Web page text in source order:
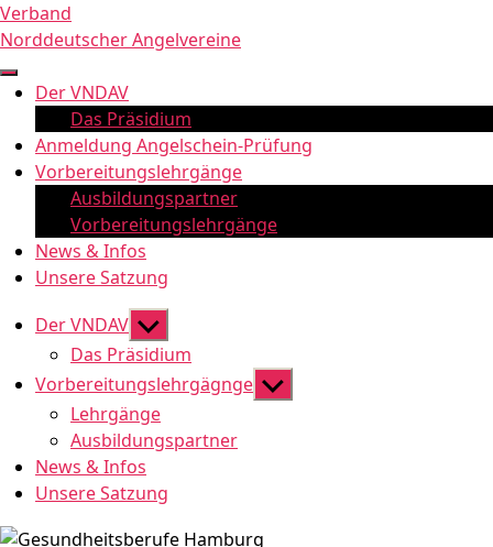
Zum
Inhalt
springen
Verband
Norddeutscher Angelvereine
Der VNDAV
Das Präsidium
Anmeldung Angelschein-Prüfung
Vorbereitungslehrgänge
Ausbildungspartner
Vorbereitungslehrgänge
News & Infos
Unsere Satzung
Der VNDAV Untermenü
anzeigen
Das Präsidium
Vorbereitungslehrgägnge Untermenü
Lehrgänge
Ausbildungspartner
News & Infos
Unsere Satzung